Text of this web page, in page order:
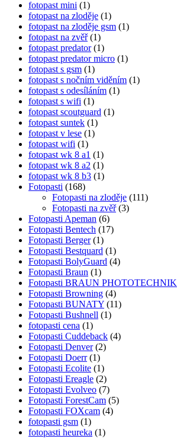
fotopast mini (1)
fotopast na zloděje (1)
fotopast na zloděje gsm (1)
fotopast na zvěř(1)
fotopast predator(1)
fotopast predator micro (1)
fotopast s gsm (1)
fotopast s nočním viděním (1)
fotopast s odesíláním (1)
fotopast s wifi (1)
fotopast scoutguard (1)
fotopast suntek (1)
fotopast v lese (1)
fotopast wifi (1)
fotopast wk 8 a1 (1)
fotopast wk 8 a2 (1)
fotopast wk 8 b3 (1)
Fotopasti (168)
Fotopasti na zloděje (111)
Fotopasti na zvěř(3)
Fotopasti Apeman (6)
Fotopasti Bentech (17)
Fotopasti Berger(1)
Fotopasti Bestquard (1)
Fotopasti BolyGuard (4)
Fotopasti Braun (1)
Fotopasti BRAUN PHOTOTECHNIK
Fotopasti Browning (4)
Fotopasti BUNATY (11)
Fotopasti Bushnell (1)
fotopasti cena (1)
Fotopasti Cuddeback (4)
Fotopasti Denver(2)
Fotopasti Doerr(1)
Fotopasti Ecolite (1)
Fotopasti Ereagle (2)
Fotopasti Evolveo (7)
Fotopasti ForestCam (5)
Fotopasti FOXcam (4)
fotopasti gsm (1)
fotopasti heureka (1)